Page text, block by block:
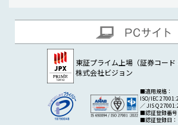
東証プライム上場（証券コード
株式会社ビジョン
■適用規格：
ISO/IEC
／ JIS Q
■認証登録番号
■認証登録日：